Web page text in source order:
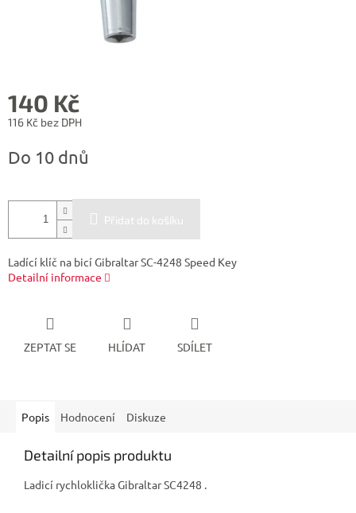
140 Kč
116 Kč bez DPH
cena:
Do 10 dnů
Přidat do košíku
Ladící klíč na bicí Gibraltar SC-4248 Speed Key
Detailní informace
ZEPTAT SE HLÍDAT SDÍLET
Popis Hodnocení Diskuze
Detailní popis produktu
Ladicí rychloklička Gibraltar SC4248 .